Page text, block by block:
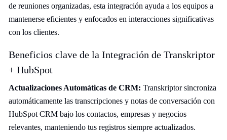
de reuniones organizadas, esta integración ayuda a los equipos a
mantenerse eficientes y enfocados en interacciones significativas
con los clientes.
Beneficios clave de la Integración de Transkriptor
+ HubSpot
Actualizaciones Automáticas de CRM: Transkriptor sincroniza
automáticamente las transcripciones y notas de conversación con
HubSpot CRM bajo los contactos, empresas y negocios
relevantes, manteniendo tus registros siempre actualizados.